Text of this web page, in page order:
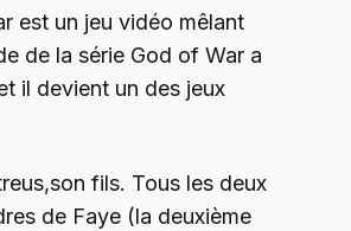
est un jeu vidéo mêlant
de la série God of War a
il devient un des jeux
fils. Tous les deux
de Faye (la deuxième